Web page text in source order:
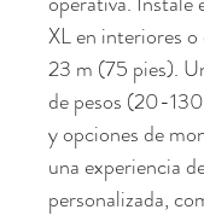
XL en interiores
23 m (75 pies).
de pesos (20-
y opciones de
una experiencia
personalizada,